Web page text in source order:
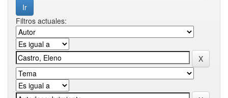
Filtros actuales: